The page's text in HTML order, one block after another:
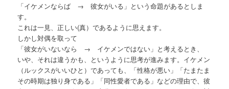
「イケメンならば → 彼女がいる」という命題があるとしま
す。
これは一見、正しい(真）であるように思えます。
しかし対偶を取って
「彼女がいないなら → イケメンではない」と考えるとき、
いや、それは違うかも、というように思考が進みます。イケメン
（ルックスがいいひと）であっても、「性格が悪い」「たまたま
その時期は独り身である」「同性愛者である」などの理由で、彼